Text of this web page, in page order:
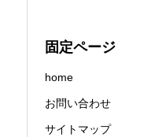
固定ページ
home
お問い合わせ
サイトマップ